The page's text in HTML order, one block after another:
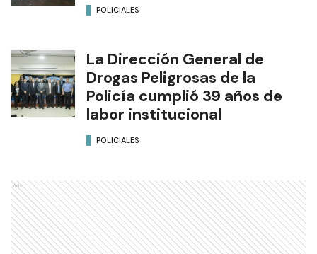
POLICIALES
La Dirección General de
Drogas Peligrosas de la
Policía cumplió 39 años de
labor institucional
POLICIALES
Ads